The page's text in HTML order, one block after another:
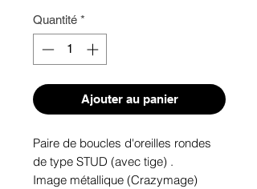
Quantité *
Ajouter au panier
Paire de boucles d'oreilles rondes
de type STUD (avec tige) .
Image métallique (Crazymage)